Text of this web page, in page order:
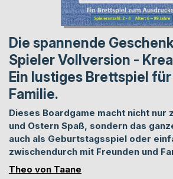
Die spannende
Spieler Vollversion -
Ein lustiges Brettspiel
Familie.
Dieses Boardgame macht nicht nur
und Ostern Spaß, sondern das
auch als Geburtstagsspiel oder
zwischendurch mit Freunden und
Theo von Taane